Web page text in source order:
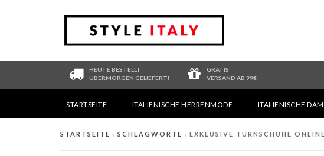
HEUTE BESTELLT
ÜBERMORGEN GELIEFERT!
GRATIS
VERSAND AB 99€
STARTSEITE ITALIENISCHE HERRENMODE ITALIENISCHE
STARTSEITE / SCHLAGWORTE / EXKLUSIVE TURNSCHUHE ONLINE